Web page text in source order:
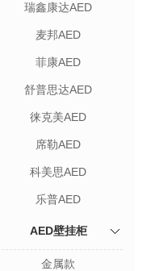
瑞鑫康达AED
麦邦AED
菲康AED
舒普思达AED
徕克美AED
席勒AED
科美思AED
乐普AED
AED壁挂柜
金属款